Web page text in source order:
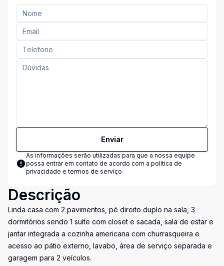
Enviar
As informações serão utilizadas para que a nossa equipe
possa entrar em contato de acordo com a política de
privacidade e termos de serviço
Descrição
Linda casa com 2 pavimentos, pé direito duplo na sala, 3
dormitórios sendo 1 suíte com closet e sacada, sala de estar e
jantar integrada a cozinha americana com churrasqueira e
acesso ao pátio externo, lavabo, área de serviço separada e
garagem para 2 veículos.